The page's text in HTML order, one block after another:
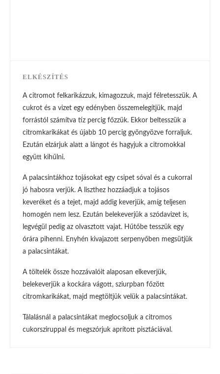
ELKÉSZÍTÉS
A citromot felkarikázzuk, kimagozzuk, majd félretesszük. A
cukrot és a vizet egy edényben összemelegítjük, majd
forrástól számítva tíz percig főzzük. Ekkor beltesszük a
citromkarikákat és újabb 10 percig gyöngyözve forraljuk.
Ezután elzárjuk alatt a lángot és hagyjuk a citromokkal
együtt kihűlni.
A palacsintákhoz tojásokat egy csipet sóval és a cukorral
jó habosra verjük. A liszthez hozzáadjuk a tojásos
keveréket és a tejet, majd addig keverjük, amíg teljesen
homogén nem lesz. Ezután belekeverjük a szódavizet is,
legvégül pedig az olvasztott vajat. Hűtőbe tesszük egy
órára pihenni. Enyhén kivajazott serpenyőben megsütjük
a palacsintákat.
A töltelék össze hozzávalóit alaposan elkeverjük,
belekeverjük a kockára vágott, sziurpban főzött
citromkarikákat, majd megtöltjük velük a palacsintákat.
Tálalásnál a palacsintákat meglocsoljuk a citromos
cukorsziruppal és megszórjuk aprított pisztáciával.